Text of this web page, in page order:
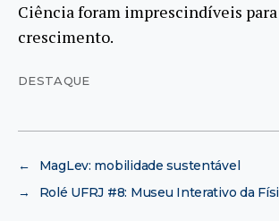
Ciência foram imprescindíveis para
crescimento.
DESTAQUE
←
MagLev: mobilidade sustentável
→
Rolé UFRJ #8: Museu Interativo da